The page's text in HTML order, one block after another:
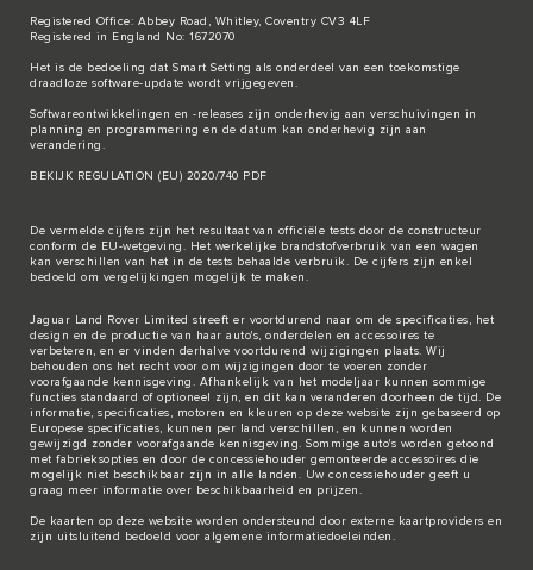
Registered Office: Abbey Road, Whitley, Coventry CV3 4LF
Registered in England No: 1672070
Het is de bedoeling dat Smart Setting als onderdeel van een toekomstige
draadloze software-update wordt vrijgegeven.
Softwareontwikkelingen en -releases zijn onderhevig aan verschuivingen in
planning en programmering en de datum kan onderhevig zijn aan
verandering.
BEKIJK REGULATION (EU) 2020/740 PDF
De vermelde cijfers zijn het resultaat van officiële tests door de constructeur
conform de EU-wetgeving. Het werkelijke brandstofverbruik van een wagen
kan verschillen van het in de tests behaalde verbruik. De cijfers zijn enkel
bedoeld om vergelijkingen mogelijk te maken.
Jaguar Land Rover Limited streeft er voortdurend naar om de specificaties, het
design en de productie van haar auto's, onderdelen en accessoires te
verbeteren, en er vinden derhalve voortdurend wijzigingen plaats. Wij
behouden ons het recht voor om wijzigingen door te voeren zonder
voorafgaande kennisgeving. Afhankelijk van het modeljaar kunnen sommige
functies standaard of optioneel zijn, en dit kan veranderen doorheen de tijd. De
informatie, specificaties, motoren en kleuren op deze website zijn gebaseerd op
Europese specificaties, kunnen per land verschillen, en kunnen worden
gewijzigd zonder voorafgaande kennisgeving. Sommige auto's worden getoond
met fabrieksopties en door de concessiehouder gemonteerde accessoires die
mogelijk niet beschikbaar zijn in alle landen. Uw concessiehouder geeft u
graag meer informatie over beschikbaarheid en prijzen.
De kaarten op deze website worden ondersteund door externe kaartproviders en
zijn uitsluitend bedoeld voor algemene informatiedoeleinden.